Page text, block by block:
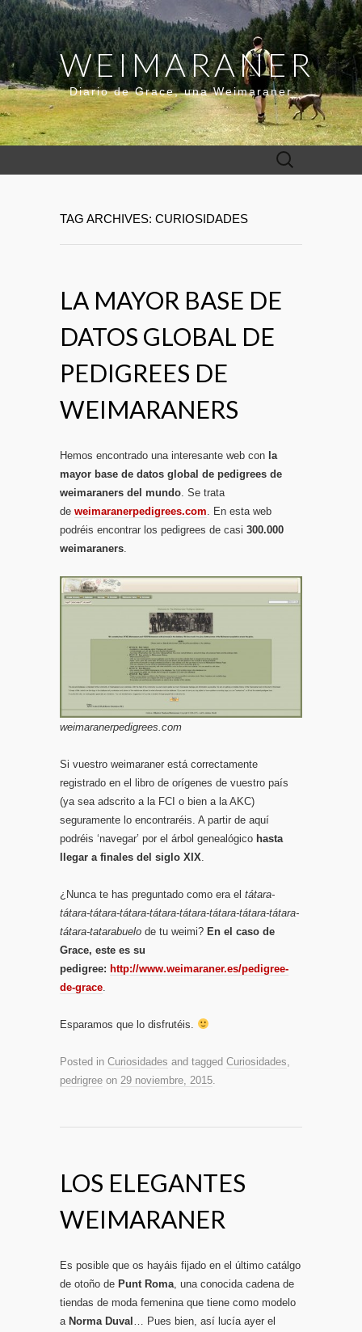
WEIMARANER
Diario de Grace, una Weimaraner
Buscar:
TAG ARCHIVES: CURIOSIDADES
LA MAYOR BASE DE
DATOS GLOBAL DE
PEDIGREES DE
WEIMARANERS
Hemos encontrado una interesante web con la
mayor base de datos global de pedigrees de
weimaraners del mundo. Se trata
de weimaranerpedigrees.com. En esta web
podréis encontrar los pedigrees de casi 300.000
weimaraners.
weimaranerpedigrees.com
Si vuestro weimaraner está correctamente
registrado en el libro de orígenes de vuestro país
(ya sea adscrito a la FCI o bien a la AKC)
seguramente lo encontraréis. A partir de aquí
podréis ‘navegar’ por el árbol genealógico hasta
llegar a finales del siglo XIX
¿Nunca te has preguntado como era el tátara-
tátara-tátara-tátara-tátara-tátara-tátara-tátara-tátara-
tátara-tatarabuelo de tu weimi? En el caso de
Grace, este es su
pedigree: http://www.weimaraner.es/pedigree-
de-grace
Esparamos que lo disfrutéis.
Posted in Curiosidades and tagged Curiosidades
pedrigree on 29 noviembre, 2015
LOS ELEGANTES
WEIMARANER
Es posible que os hayáis fijado en el último catálgo
de otoño de Punt Roma , una conocida cadena de
tiendas de moda femenina que tiene como modelo
a Norma Duval … Pues bien, así lucía ayer el